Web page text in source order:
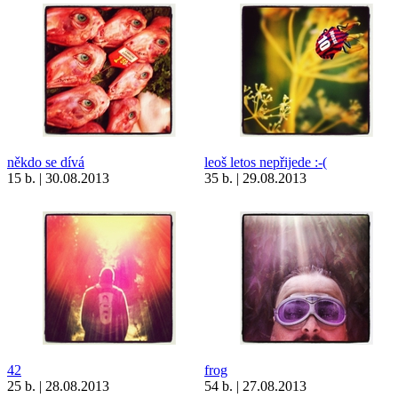
někdo se dívá
15 b. | 30.08.2013
leoš letos nepřijede :-(
35 b. | 29.08.2013
42
25 b. | 28.08.2013
frog
54 b. | 27.08.2013